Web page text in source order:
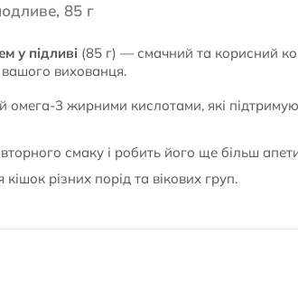
85 г
у підливі (85 г) — смачний та корисний
вихованця.
омега-3 жирними кислотами, які
смаку і робить його ще більш
різних порід та вікових груп.